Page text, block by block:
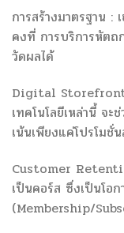
การสร้างมาตรฐาน :
คงที่ การบริการหัตถ
วัดผลได้
Digital Storefront:
เทคโนโลยีเหล่านี้ จะ
เน้นเพียงแค่โปรโมชั่
Customer
เป็นคอร์ส ซึ่งเป็นโอก
(Membership/